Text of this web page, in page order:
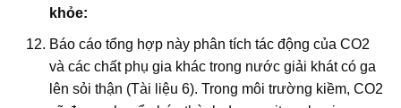
khỏe:
Báo cáo tổng hợp này phân tích tác động của CO2
và các chất phụ gia khác trong nước giải khát có ga
lên sỏi thận (Tài liệu 6). Trong môi trường kiềm, CO2